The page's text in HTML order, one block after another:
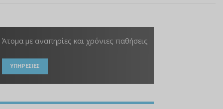
Άτομα με αναπηρίες και χρόνιες παθήσεις
ΥΠΗΡΕΣΙΕΣ